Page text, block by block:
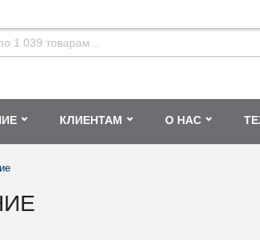
КЛИЕНТАМ О НАС